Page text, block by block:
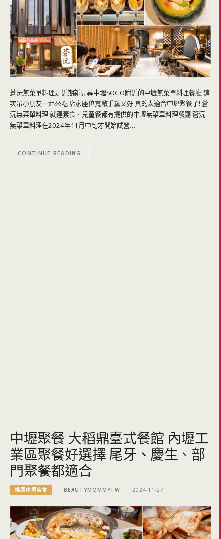
蒼沅無菜單料理是近期新開幕中壢SOGO附近的中壢無菜單料理餐廳 這
次帶小朋友一起來吃 店家座位寬敞手藝又好 真的太適合中壢聚餐了! 蒼
沅無菜單料理 就連素食、兒童餐都有提供的中壢無菜單料理餐廳 蒼沅
無菜單料理在2024年11月中旬才開始試營…
CONTINUE READING
中壢聚餐 大稻鼎臺式餐館 內壢工
業區聚餐好選擇 尾牙、慶生、部
門聚餐都適合
桃園中壢美食 BEAUTYMOMMYTW 2024-11-27